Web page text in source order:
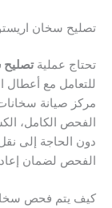
تصليح سخان اريستون غاز 10 لتر بخطوات
تحتاج عمليةتصليح
للتعامل مع أعطال
مركز صيانة
الفحص الكامل،
دون الحاجة إلى
الفحص لضمان
كيف يتم فحص سخان